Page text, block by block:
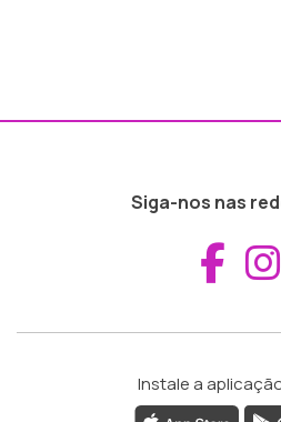
Siga-nos nas
Instale a